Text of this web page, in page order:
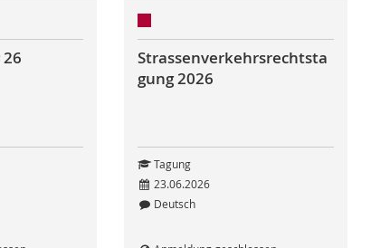
Strassenverkehrsrechtsta
gung 2026
Tagung
23.06.2026
Deutsch